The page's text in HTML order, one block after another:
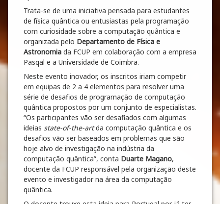
Trata-se de uma iniciativa pensada para estudantes
de física quântica ou entusiastas pela programação
com curiosidade sobre a computação quântica e
organizada pelo Departamento de Física e
Astronomia da FCUP em colaboração com a empresa
Pasqal e a Universidade de Coimbra.
Neste evento inovador, os inscritos iriam competir
em equipas de 2 a 4 elementos para resolver uma
série de desafios de programação de computação
quântica propostos por um conjunto de especialistas.
“Os participantes vão ser desafiados com algumas
ideias state-of-the-artda computação quântica e os
desafios vão ser baseados em problemas que são
hoje alvo de investigação na indústria da
computação quântica”, conta Duarte Magano,
docente da FCUP responsável pela organização deste
evento e investigador na área da computação
quântica.